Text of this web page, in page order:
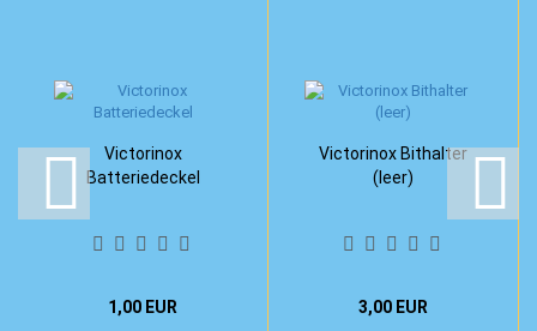
Victorinox
Batteriedeckel
1,00 EUR
Victorinox Bithalter
(leer)
3,00 EUR